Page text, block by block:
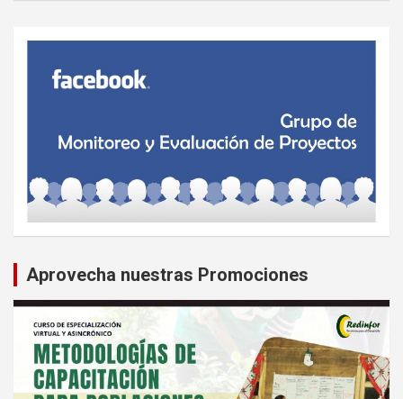
Aprovecha nuestras Promociones